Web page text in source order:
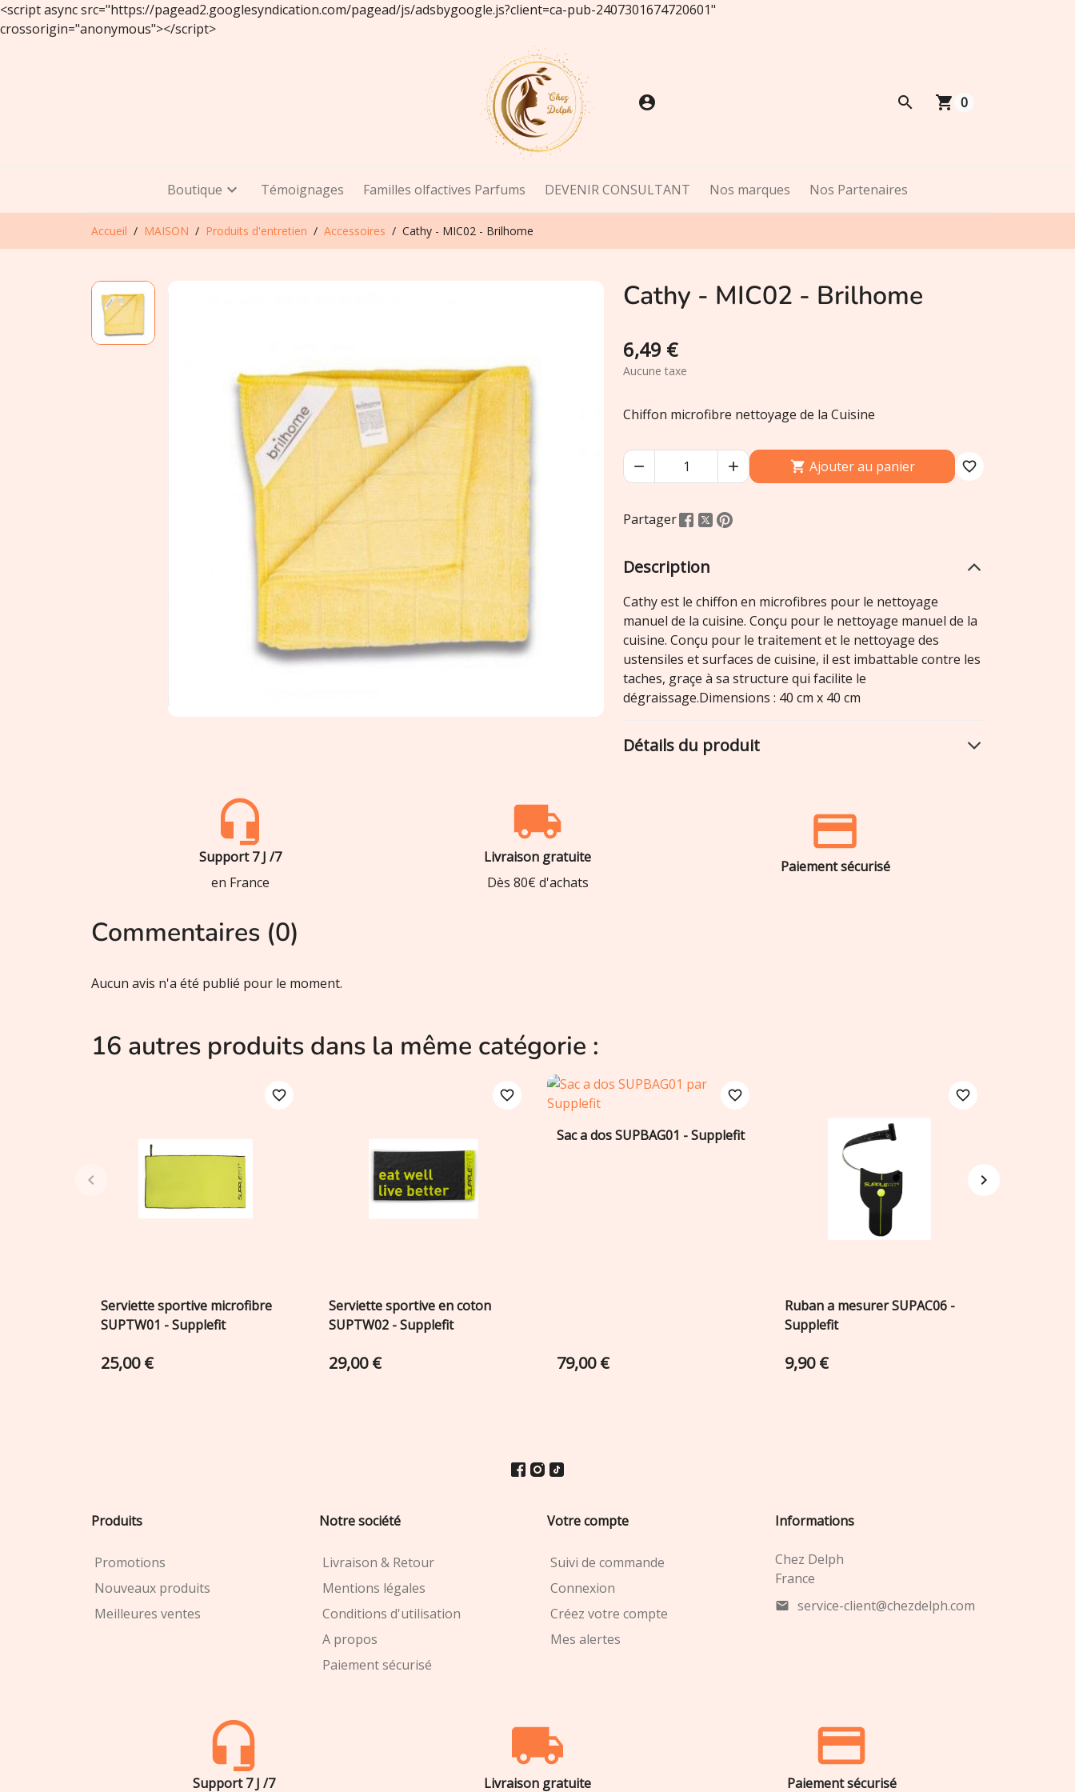
<script async src="https://pagead2.googlesyndication.com/pagead/js/adsbygoogle.js?client=ca-pub-2407301674720601"
crossorigin="anonymous"></script>
account_circle shopping_cart 0
Boutique Témoignages Familles olfactives Parfums DEVENIR CONSULTANT Nos marques Nos Partenaires
Accueil MAISON Produits d'entretien Accessoires Cathy - MIC02 - Brilhome
Cathy - MIC02 - Brilhome
6,49 €
Aucune taxe
Chiffon microfibre nettoyage de la Cuisine
   Ajouter au panier favorite_border
Partager
Description
Cathy est le chiffon en microfibres pour le nettoyage
manuel de la cuisine. Conçu pour le nettoyage manuel de la
cuisine. Conçu pour le traitement et le nettoyage des
ustensiles et surfaces de cuisine, il est imbattable contre les
taches, graçe à sa structure qui facilite le
dégraissage.Dimensions : 40 cm x 40 cm
Détails du produit
Support 7 J /7
en France
Livraison gratuite
Dès 80€ d'achats
Paiement sécurisé
Commentaires (0)
Aucun avis n'a été publié pour le moment.
16 autres produits dans la même catégorie :
Ajouter au panier
favorite_border
Serviette sportive microfibre
SUPTW01 - Supplefit
25,00 €
Ajouter au panier
favorite_border
Serviette sportive en coton
SUPTW02 - Supplefit
29,00 €
Ajouter au panier
favorite_border
Sac a dos SUPBAG01 - Supplefit
79,00 €
 Ajouter au panier
favorite_border
Ruban a mesurer SUPAC06 -
Supplefit
9,90 €
Produits
Promotions
Nouveaux produits
Meilleures ventes
Notre société
Livraison & Retour
Mentions légales
Conditions d'utilisation
A propos
Paiement sécurisé
Votre compte
Suivi de commande
Connexion
Créez votre compte
Mes alertes
Informations
Chez Delph
France
mail service-client@chezdelph.com
Support 7 J /7 Livraison gratuite Paiement sécurisé